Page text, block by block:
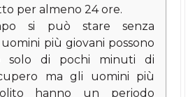
per almeno 24 ore.
si può stare senza
più giovani possono
solo di pochi minuti di
ma gli uomini più
hanno un periodo